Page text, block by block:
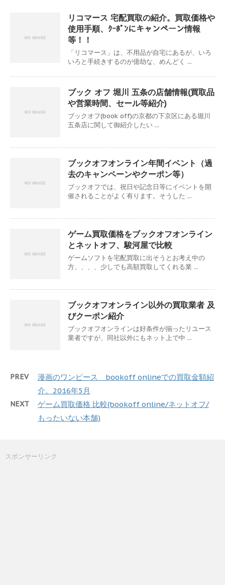
リコマース 宅配買取の紹介。買取価格や
使用手順、ｸｰﾎﾟﾝにキャンペーン情報
等！！
「リコマース」は、不用品が自宅にあるが、いろ
いろと手続きするのが億劫な、めんどく ...
ブック オフ 堀川 五条の店舗情報(買取品
や営業時間、セール等紹介)
ブックオフ(book off)の京都の下京区にある堀川
五条店に関して御紹介したい ...
ブックオフオンライン年間イベント（過
去のキャンペーンやクーポン等）
ブックオフでは、祝日や記念日等にイベントを開
催されることがよく有ります。そうした ...
ゲーム買取価格をブックオフオンライン
とネットオフ、駿河屋で比較
ゲームソフトを宅配買取に出そうとお考え中の
方、、、、少しでも高額買取してくれる業 ...
ブックオフオンライン以外の買取業者 及
びクーポン紹介
ブックオフオンラインは好条件が揃ったリユース
業者ですが、同社以外にもネット上で中 ...
PREV
漫画のワンピース bookoff onlineでの買取金額紹
介。2016年5月
NEXT
ゲーム買取価格 比較(bookoff online/ネットオフ/
もったいない本舗)
スポンサーリンク